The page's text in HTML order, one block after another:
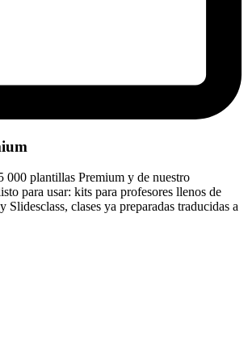
000 plantillas Premium y de nuestro
para usar: kits para profesores llenos de
Slidesclass, clases ya preparadas traducidas a